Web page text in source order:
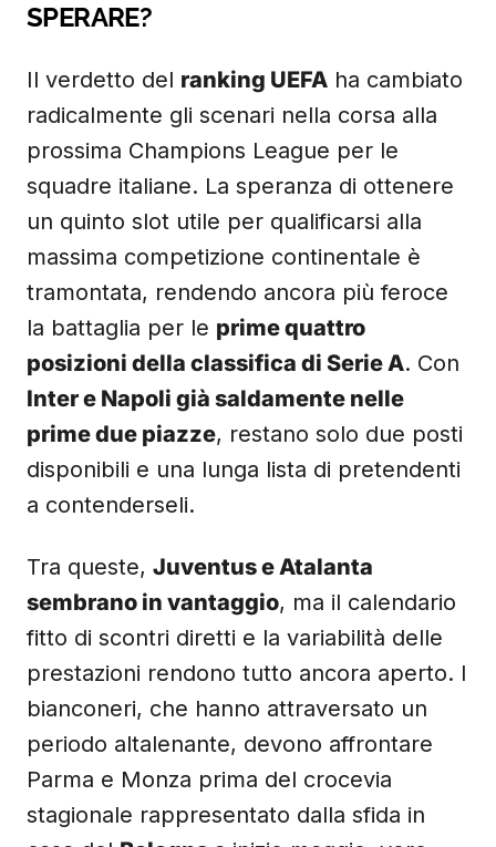
SPERARE?
Il verdetto del ranking UEFA ha cambiato
radicalmente gli scenari nella corsa alla
prossima Champions League per le
squadre italiane. La speranza di ottenere
un quinto slot utile per qualificarsi alla
massima competizione continentale è
tramontata, rendendo ancora più feroce
la battaglia per le prime quattro
posizioni della classifica di Serie A. Con
Inter e Napoli già saldamente nelle
prime due piazze, restano solo due posti
disponibili e una lunga lista di pretendenti
a contenderseli.
Tra queste, Juventus e Atalanta
sembrano in vantaggio, ma il calendario
fitto di scontri diretti e la variabilità delle
prestazioni rendono tutto ancora aperto. I
bianconeri, che hanno attraversato un
periodo altalenante, devono affrontare
Parma e Monza prima del crocevia
stagionale rappresentato dalla sfida in